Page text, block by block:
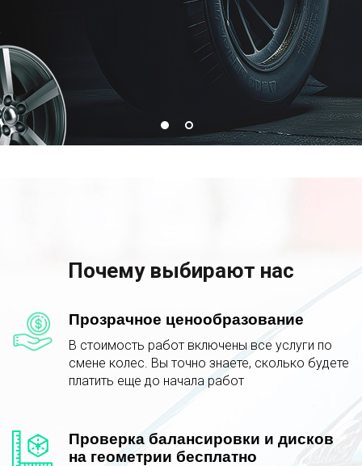
Почему выбирают нас
Прозрачное ценообразование
В стоимость работ включены все услуги по
смене колес. Вы точно знаете, сколько будете
платить еще до начала работ
Проверка балансировки и дисков
на геометрии бесплатно